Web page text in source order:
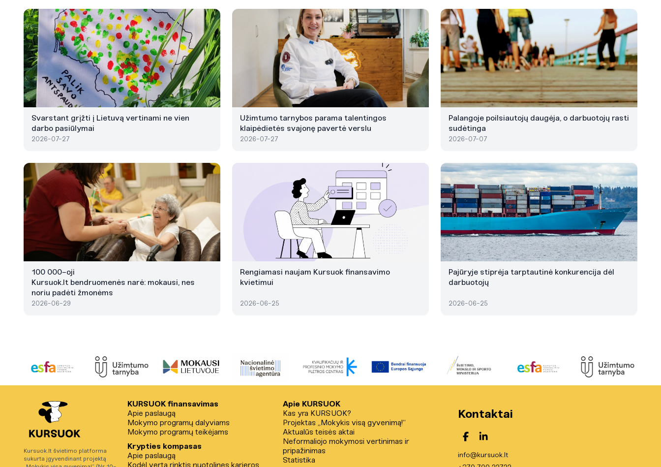
Svarstant grįžti į Lietuvą vertinami ne vien
darbo pasiūlymai
2026-07-27
Užimtumo tarnybos parama talentingos
klaipėdietės svajonę pavertė verslu
2026-07-27
Palangoje poilsiautojų daugėja, o darbuotojų rasti
sudėtinga
2026-07-07
100 000-oji
Kursuok.lt bendruomenės narė: mokausi, nes
noriu padėti žmonėms
2026-06-29
Rengiamasi naujam Kursuok finansavimo
kvietimui
2026-06-25
Pajūryje stiprėja tarptautinė konkurencija dėl
darbuotojų
2026-06-25
Kursuok.lt švietimo platforma
sukurta įgyvendinant projektą
KURSUOK finansavimas
Apie paslaugą
Mokymo programų dalyviams
Mokymo programų teikėjams
Krypties kompasas
Apie paslaugą
Kodėl verta rinktis nuotolines karjeros
Apie KURSUOK
Kas yra KURSUOK?
Projektas „Mokykis visą gyvenimą!“
Aktualūs teisės aktai
Neformaliojo mokymosi vertinimas ir
pripažinimas
Statistika
Kontaktai
info@kursuok.lt